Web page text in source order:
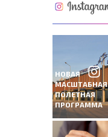
НОВАЯ
МАСШТАБНАЯ
ПОЛЕТНАЯ
ПРОГРАММА